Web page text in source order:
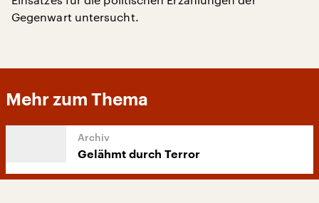
Gegenwart untersucht.
Mehr zum Thema
Gelähmt durch Terror